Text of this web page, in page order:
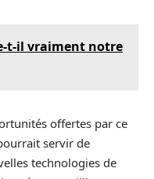
t-il vraiment notre
offertes par ce
servir de
technologies de